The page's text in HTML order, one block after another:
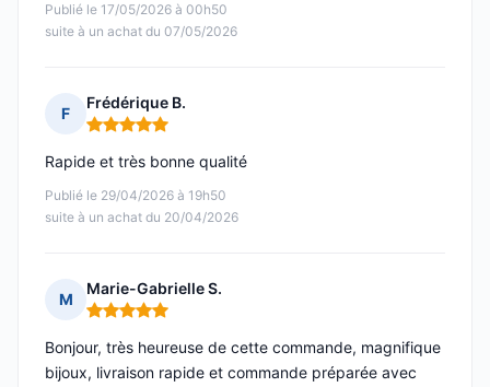
Publié le 17/05/2026 à 00h50
suite à un achat du 07/05/2026
F
Frédérique B.
Note : 5 sur 5
Publié le 29/04/2026 à 19h50
suite à un achat du 20/04/2026
Rapide et très bonne qualité
M
Marie-Gabrielle S.
Note : 5 sur 5
Bonjour, très heureuse de cette commande, magnifique
bijoux, livraison rapide et commande préparée avec